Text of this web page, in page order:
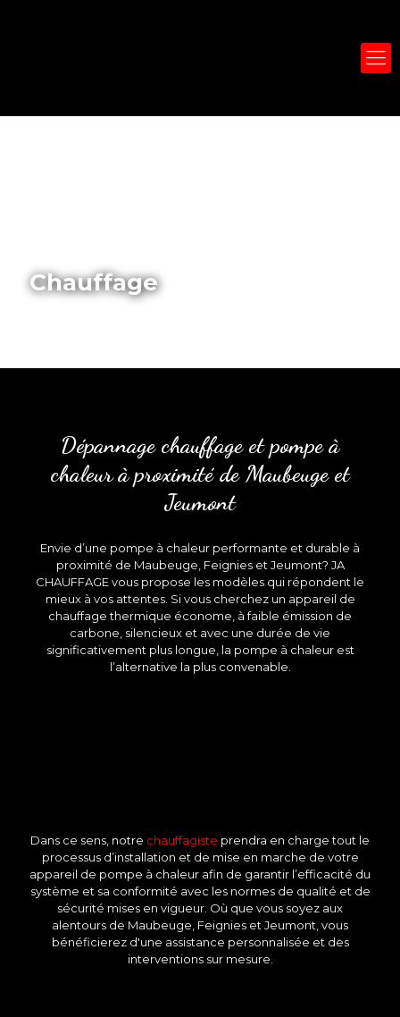
Chauffage
Dépannage chauffage et pompe à
chaleur à proximité de Maubeuge et
Jeumont
Envie d’une pompe à chaleur performante et durable à
proximité de Maubeuge, Feignies et Jeumont? JA
CHAUFFAGE vous propose les modèles qui répondent le
mieux à vos attentes. Si vous cherchez un appareil de
chauffage thermique économe, à faible émission de
carbone, silencieux et avec une durée de vie
significativement plus longue, la pompe à chaleur est
l’alternative la plus convenable.
Dans ce sens, notre chauffagiste prendra en charge tout le
processus d’installation et de mise en marche de votre
appareil de pompe à chaleur afin de garantir l’efficacité du
système et sa conformité avec les normes de qualité et de
sécurité mises en vigueur. Où que vous soyez aux
alentours de Maubeuge, Feignies et Jeumont, vous
bénéficierez d'une assistance personnalisée et des
interventions sur mesure.